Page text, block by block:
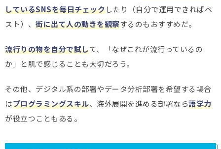
しているSNSを毎日チェックしたり（自分で運用できればベ
スト）、 街に出て人の動きを観察するのもおすすめだ。
流行りの物を自分で試して、「なぜこれが流行っているの
か」と肌で感じることも大切だろう。
その他、デジタル系の部署やデータ分析部署を希望する場合
はプログラミングスキル、海外展開を進める部署なら語学力
が役立つこともある。